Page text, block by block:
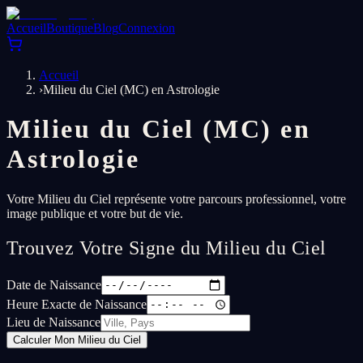
AccueilBoutiqueBlogConnexion
Accueil
›Milieu du Ciel (MC) en Astrologie
Milieu du Ciel (MC) en
Astrologie
Votre Milieu du Ciel représente votre parcours professionnel, votre
image publique et votre but de vie.
Trouvez Votre Signe du Milieu du Ciel
Date de Naissance
Heure Exacte de Naissance
Lieu de Naissance
Calculer Mon Milieu du Ciel